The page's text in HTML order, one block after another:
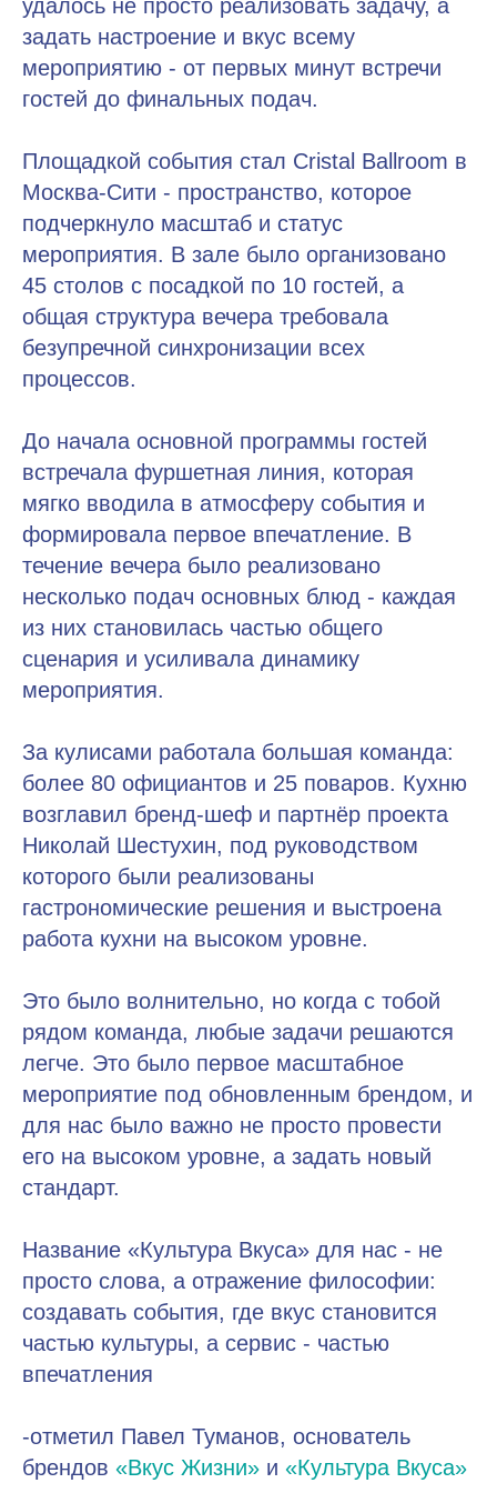
удалось не просто реализовать задачу, а
задать настроение и вкус всему
мероприятию - от первых минут встречи
гостей до финальных подач.
Площадкой события стал Cristal Ballroom в
Москва-Сити - пространство, которое
подчеркнуло масштаб и статус
мероприятия. В зале было организовано
45 столов с посадкой по 10 гостей, а
общая структура вечера требовала
безупречной синхронизации всех
процессов.
До начала основной программы гостей
встречала фуршетная линия, которая
мягко вводила в атмосферу события и
формировала первое впечатление. В
течение вечера было реализовано
несколько подач основных блюд - каждая
из них становилась частью общего
сценария и усиливала динамику
мероприятия.
За кулисами работала большая команда:
более 80 официантов и 25 поваров. Кухню
возглавил бренд-шеф и партнёр проекта
Николай Шестухин, под руководством
которого были реализованы
гастрономические решения и выстроена
работа кухни на высоком уровне.
Это было волнительно, но когда с тобой
рядом команда, любые задачи решаются
легче. Это было первое масштабное
мероприятие под обновленным брендом, и
для нас было важно не просто провести
его на высоком уровне, а задать новый
стандарт.
Название «Культура Вкуса» для нас - не
просто слова, а отражение философии:
создавать события, где вкус становится
частью культуры, а сервис - частью
впечатления
-отметил Павел Туманов, основатель
брендов «Вкус Жизни» и «Культура Вкуса»